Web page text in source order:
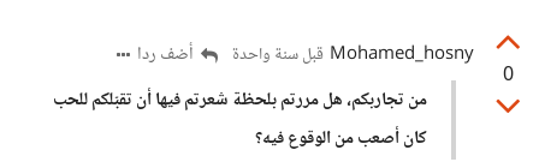
0
Mohamed_hosny قبل سنة واحدة
أضف ردا
من تجاربكم، هل مررتم بلحظة شعرتم فيها أن تقبّلكم للحب
كان أصعب من الوقوع فيه؟